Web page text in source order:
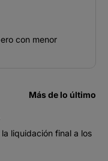
con menor
Más de lo último
liquidación final a los